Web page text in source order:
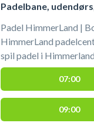
Padelbane,
Padel HimmerLand |
HimmerLand
spil padel i
Gratis lån af bat og
HimmerLand padelcenter. #padelbane-
#padel-naer-aars
himmerland #padel-
07:00
09:00